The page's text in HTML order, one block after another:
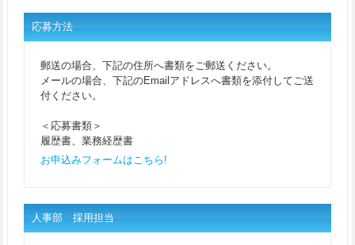
応募方法
郵送の場合、下記の住所へ書類をご郵送ください。
メールの場合、下記のEmailアドレスへ書類を添付してご送
付ください。
＜応募書類＞
履歴書、業務経歴書
お申込みフォームはこちら!
人事部 採用担当